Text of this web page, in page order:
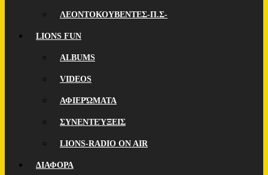
ΛΕΟΝΤΟΚΟΥΒΕΝΤΕΣ-Π.Σ-
LIONS FUN
ALBUMS
VIDEOS
ΑΦΙΕΡΏΜΑΤΑ
ΣΥΝΕΝΤΕΎΞΕΙΣ
LIONS-RADIO ON AIR
ΔΙΑΦΟΡΑ